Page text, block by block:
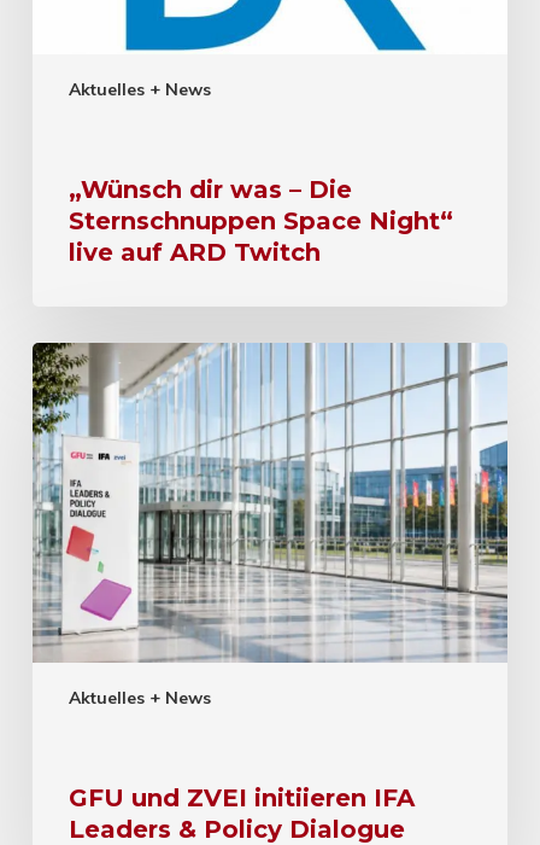
Aktuelles + News
„Wünsch dir was – Die
Sternschnuppen Space Night“
live auf ARD Twitch
Aktuelles + News
GFU und ZVEI initiieren IFA
Leaders & Policy Dialogue